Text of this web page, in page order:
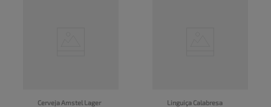
Cerveja Amstel Lager
Linguiça Calabresa